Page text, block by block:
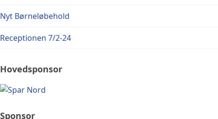
Nyt Børneløbehold
Receptionen 7/2-24
Hovedsponsor
Sponsor